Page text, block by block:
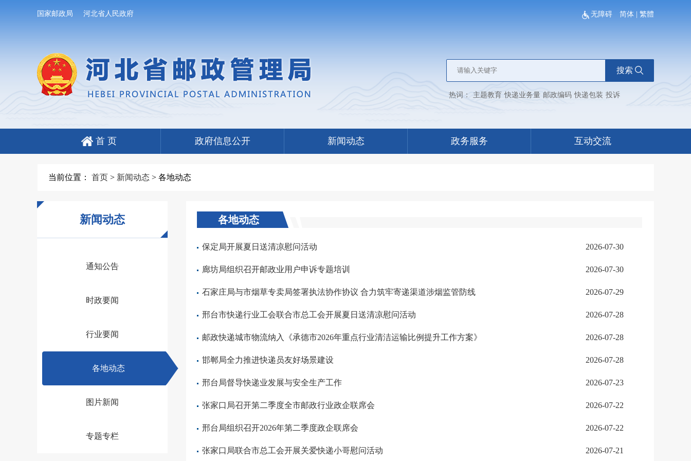
国家邮政局 河北省人民政府 无障碍 简体 繁體
搜索
热词： 主题教育 快递业务量 邮政编码 快递包装 投诉
首 页 政府信息公开 新闻动态 政务服务 互动交流
当前位置： 首页> 新闻动态> 各地动态
新闻动态
通知公告
时政要闻
行业要闻
各地动态
图片新闻
专题专栏
各地动态
保定局开展夏日送清凉慰问活动 2026-07-30
廊坊局组织召开邮政业用户申诉专题培训 2026-07-30
石家庄局与市烟草专卖局签署执法协作协议 合力筑牢寄递渠道涉烟监管防线 2026-07-29
邢台市快递行业工会联合市总工会开展夏日送清凉慰问活动 2026-07-28
邮政快递城市物流纳入《承德市2026年重点行业清洁运输比例提升工作方案》 2026-07-28
邯郸局全力推进快递员友好场景建设 2026-07-28
邢台局督导快递业发展与安全生产工作 2026-07-23
张家口局召开第二季度全市邮政行业政企联席会 2026-07-22
邢台局组织召开2026年第二季度政企联席会 2026-07-22
张家口局联合市总工会开展关爱快递小哥慰问活动 2026-07-21